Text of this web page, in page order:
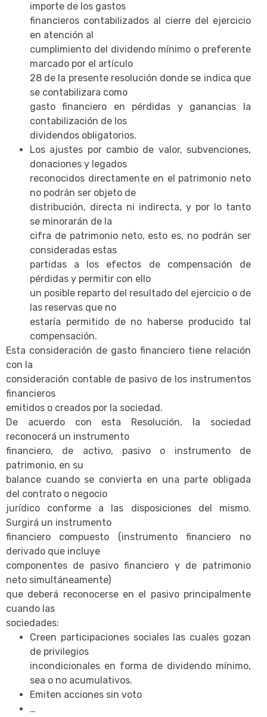
importe de los gastos
financieros contabilizados al cierre del ejercicio
en atención al
cumplimiento del dividendo mínimo o preferente
marcado por el artículo
28 de la presente resolución donde se indica que
se contabilizara como
gasto financiero en pérdidas y ganancias la
contabilización de los
dividendos obligatorios.
Los ajustes por cambio de valor, subvenciones,
donaciones y legados
reconocidos directamente en el patrimonio neto
no podrán ser objeto de
distribución, directa ni indirecta, y por lo tanto
se minorarán de la
cifra de patrimonio neto, esto es, no podrán ser
consideradas estas
partidas a los efectos de compensación de
pérdidas y permitir con ello
un posible reparto del resultado del ejercicio o de
las reservas que no
estaría permitido de no haberse producido tal
compensación.
Esta consideración de gasto financiero tiene relación
con la
consideración contable de pasivo de los instrumentos
financieros
emitidos o creados por la sociedad.
De acuerdo con esta Resolución, la sociedad
reconocerá un instrumento
financiero, de activo, pasivo o instrumento de
patrimonio, en su
balance cuando se convierta en una parte obligada
del contrato o negocio
jurídico conforme a las disposiciones del mismo.
Surgirá un instrumento
financiero compuesto (instrumento financiero no
derivado que incluye
componentes de pasivo financiero y de patrimonio
neto simultáneamente)
que deberá reconocerse en el pasivo principalmente
cuando las
sociedades:
Creen participaciones sociales las cuales gozan
de privilegios
incondicionales en forma de dividendo mínimo,
sea o no acumulativos.
Emiten acciones sin voto
…